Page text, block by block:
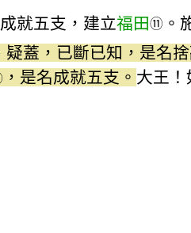
成就五支，建立福田⑪ 。
疑蓋，已斷已知，是名
，是名成就五支。 大王